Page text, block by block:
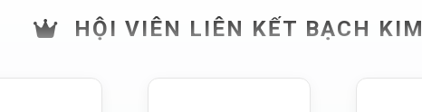
HỘI VIÊN LIÊN KẾT BẠCH KIM